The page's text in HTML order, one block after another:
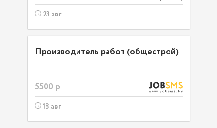
23 авг
Производитель работ (общестрой)
5500 р
18 авг